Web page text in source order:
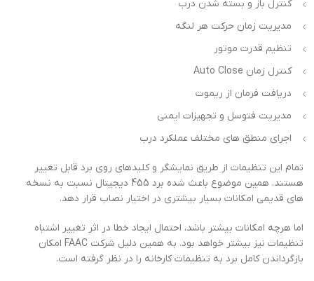
کنترل باز و بسته شدن درب
مدیریت زمان حرکت هر لنگه
تنظیم قدرت موتور
کنترل زمان Auto Close
دریافت فرمان از ریموت
مدیریت فتوسل و تجهیزات ایمنی
اجرای منطق های مختلف عملکرد درب
تمام این تنظیمات از طریق نمایشگر و کلیدهای روی برد قابل تغییر
هستند. همین موضوع باعث شده برد 455 دیجیتال نسبت به نسخه
های قدیمی امکانات بسیار بیشتری در اختیار نصاب قرار دهد.
اما هرچه امکانات بیشتر باشد، احتمال ایجاد خطا در اثر تغییر اشتباه
تنظیمات نیز بیشتر خواهد بود. به همین دلیل شرکت FAAC امکان
بازگرداندن کامل برد به تنظیمات کارخانه را در نظر گرفته است.